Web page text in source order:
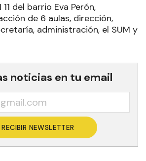
del barrio Eva Perón,
de 6 aulas, dirección,
administración, el SUM y
noticias en tu email
RECIBIR NEWSLETTER